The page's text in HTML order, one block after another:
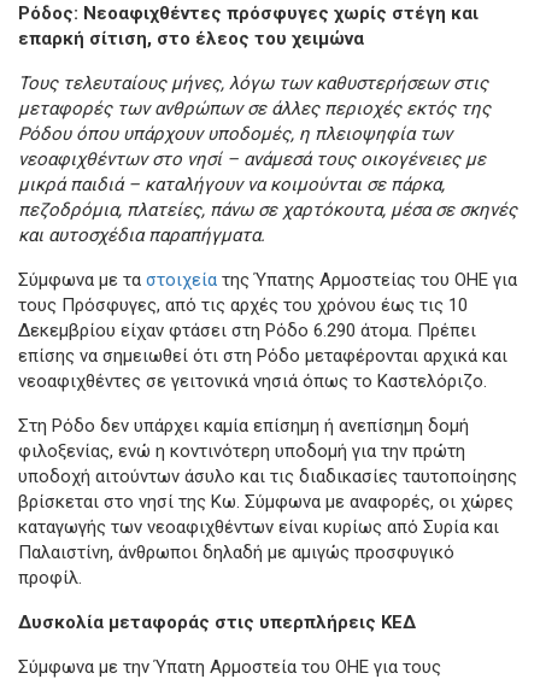
Ρόδος: Νεοαφιχθέντες πρόσφυγες χωρίς στέγη και
επαρκή σίτιση, στο έλεος του χειμώνα
Τους τελευταίους μήνες, λόγω των καθυστερήσεων στις
μεταφορές των ανθρώπων σε άλλες περιοχές εκτός της
Ρόδου όπου υπάρχουν υποδομές, η πλειοψηφία των
νεοαφιχθέντων στο νησί – ανάμεσά τους οικογένειες με
μικρά παιδιά – καταλήγουν να κοιμούνται σε πάρκα,
πεζοδρόμια, πλατείες, πάνω σε χαρτόκουτα, μέσα σε σκηνές
και αυτοσχέδια παραπήγματα.
Σύμφωνα με τα στοιχεία της Ύπατης Αρμοστείας του ΟΗΕ για
τους Πρόσφυγες, από τις αρχές του χρόνου έως τις 10
Δεκεμβρίου είχαν φτάσει στη Ρόδο 6.290 άτομα. Πρέπει
επίσης να σημειωθεί ότι στη Ρόδο μεταφέρονται αρχικά και
νεοαφιχθέντες σε γειτονικά νησιά όπως το Καστελόριζο.
Στη Ρόδο δεν υπάρχει καμία επίσημη ή ανεπίσημη δομή
φιλοξενίας, ενώ η κοντινότερη υποδομή για την πρώτη
υποδοχή αιτούντων άσυλο και τις διαδικασίες ταυτοποίησης
βρίσκεται στο νησί της Κω. Σύμφωνα με αναφορές, οι χώρες
καταγωγής των νεοαφιχθέντων είναι κυρίως από Συρία και
Παλαιστίνη, άνθρωποι δηλαδή με αμιγώς προσφυγικό
προφίλ.
Δυσκολία μεταφοράς στις υπερπλήρεις ΚΕΔ
Σύμφωνα με την Ύπατη Αρμοστεία του ΟΗΕ για τους